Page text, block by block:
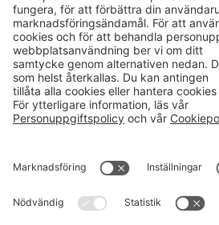
Aktuellt
Karriär
Kalender
Press & media
Om